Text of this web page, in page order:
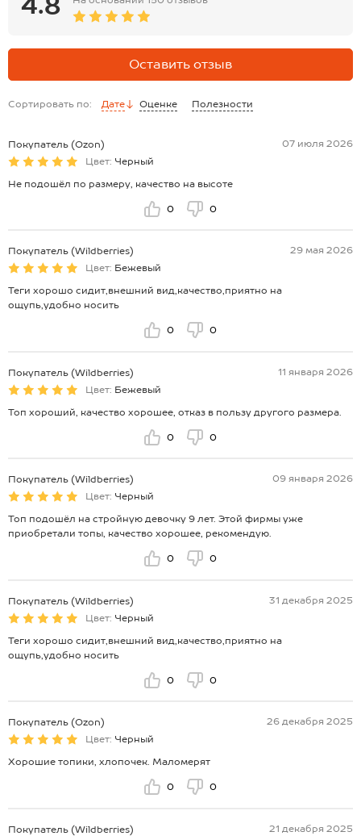
Оставить отзыв
Сортировать по: Дате Оценке Полезности
Покупатель (Ozon)
07 июля 2026
Цвет: Черный
Не подошёл по размеру, качество на высоте
0 0
Покупатель (Wildberries)
29 мая 2026
Цвет: Бежевый
Теги хорошо сидит,внешний вид,качество,приятно на
ощупь,удобно носить
0 0
Покупатель (Wildberries)
11 января 2026
Цвет: Бежевый
Топ хороший, качество хорошее, отказ в пользу другого размера.
0 0
Покупатель (Wildberries)
09 января 2026
Цвет: Черный
Топ подошёл на стройную девочку 9 лет. Этой фирмы уже
приобретали топы, качество хорошее, рекомендую.
0 0
Покупатель (Wildberries)
31 декабря 2025
Цвет: Черный
Теги хорошо сидит,внешний вид,качество,приятно на
ощупь,удобно носить
0 0
Покупатель (Ozon)
26 декабря 2025
Цвет: Черный
Хорошие топики, хлопочек. Маломерят
0 0
Покупатель (Wildberries)
21 декабря 2025